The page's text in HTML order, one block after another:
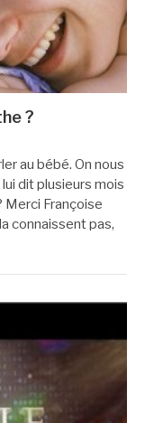
?
au bébé. On nous
lui dit plusieurs mois
Merci Françoise
connaissent pas,